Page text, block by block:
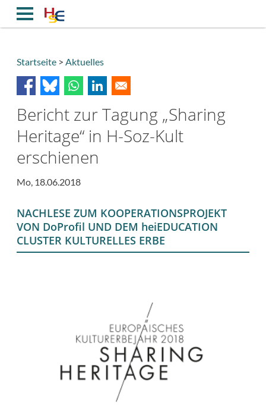
Inhalt
Breadcrumb
Startseite Aktuelles
Bericht zur Tagung „Sharing
Heritage“ in H-Soz-Kult
erschienen
Mo, 18.06.2018
NACHLESE ZUM KOOPERATIONSPROJEKT
VON DoProfil UND DEM heiEDUCATION
CLUSTER KULTURELLES ERBE